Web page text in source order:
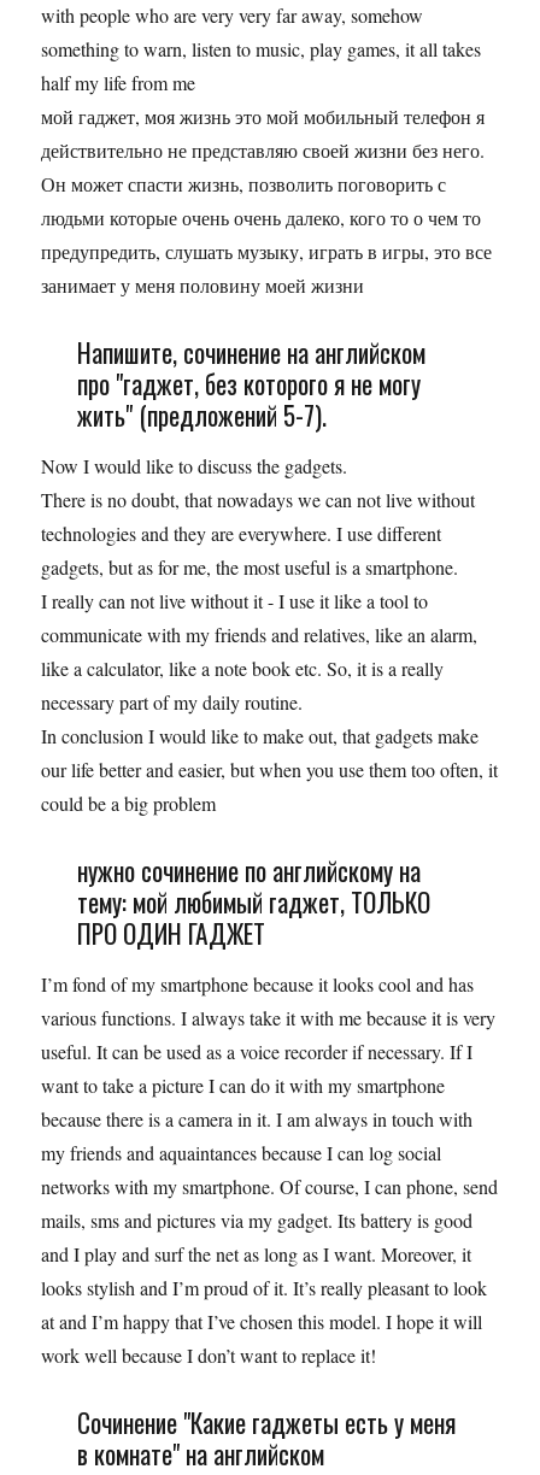
with people who are very very far away, somehow
something to warn, listen to music, play games, it all takes
half my life from me
мой гаджет, моя жизнь это мой мобильный телефон я
действительно не представляю своей жизни без него.
Он может спасти жизнь, позволить поговорить с
людьми которые очень очень далеко, кого то о чем то
предупредить, слушать музыку, играть в игры, это все
занимает у меня половину моей жизни
Напишите, сочинение на английском
про "гаджет, без которого я не могу
жить" (предложений 5-7).
Now I would like to discuss the gadgets.
There is no doubt, that nowadays we can not live without
technologies and they are everywhere. I use different
gadgets, but as for me, the most useful is a smartphone.
I really can not live without it - I use it like a tool to
communicate with my friends and relatives, like an alarm,
like a calculator, like a note book etc. So, it is a really
necessary part of my daily routine.
In conclusion I would like to make out, that gadgets make
our life better and easier, but when you use them too often, it
could be a big problem
нужно сочинение по английскому на
тему: мой любимый гаджет, ТОЛЬКО
ПРО ОДИН ГАДЖЕТ
I’m fond of my smartphone because it looks cool and has
various functions. I always take it with me because it is very
useful. It can be used as a voice recorder if necessary. If I
want to take a picture I can do it with my smartphone
because there is a camera in it. I am always in touch with
my friends and aquaintances because I can log social
networks with my smartphone. Of course, I can phone, send
mails, sms and pictures via my gadget. Its battery is good
and I play and surf the net as long as I want. Moreover, it
looks stylish and I’m proud of it. It’s really pleasant to look
at and I’m happy that I’ve chosen this model. I hope it will
work well because I don’t want to replace it!
Сочинение "Какие гаджеты есть у меня
в комнате" на английском